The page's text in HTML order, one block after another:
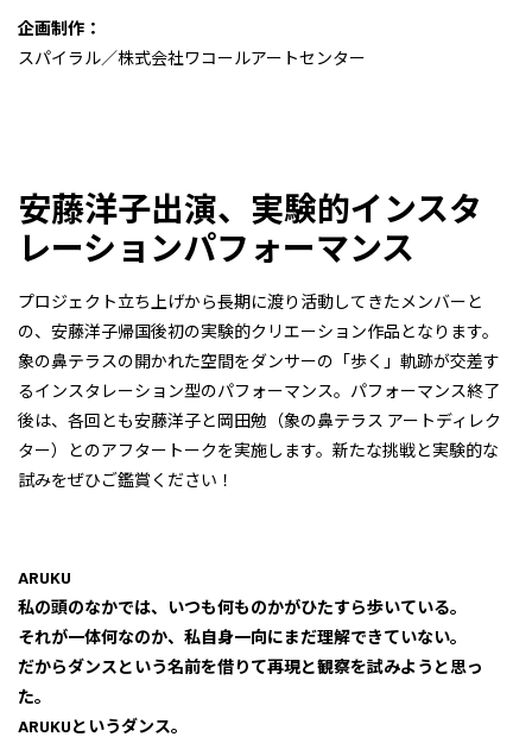
企画制作：
スパイラル／株式会社ワコールアートセンター
安藤洋子出演、実験的インスタ
レーションパフォーマンス
プロジェクト立ち上げから長期に渡り活動してきたメンバーと
の、安藤洋子帰国後初の実験的クリエーション作品となります。
象の鼻テラスの開かれた空間をダンサーの「歩く」軌跡が交差す
るインスタレーション型のパフォーマンス。パフォーマンス終了
後は、各回とも安藤洋子と岡田勉（象の鼻テラス アートディレク
ター）とのアフタートークを実施します。新たな挑戦と実験的な
試みをぜひご鑑賞ください！
ARUKU
私の頭のなかでは、いつも何ものかがひたすら歩いている。
それが一体何なのか、私自身一向にまだ理解できていない。
だからダンスという名前を借りて再現と観察を試みようと思っ
た。
ARUKUというダンス。